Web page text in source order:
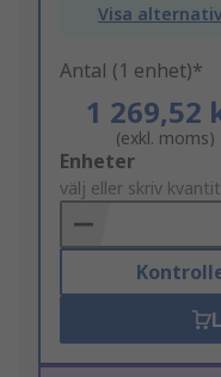
Visa
Antal (1 enhet)*
1 269,52
(exkl. moms)
Add
to
Basket
Enheter
välj eller skriv